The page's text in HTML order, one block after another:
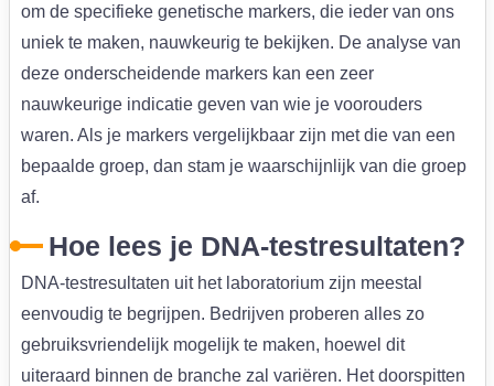
om de specifieke genetische markers, die ieder van ons
uniek te maken, nauwkeurig te bekijken. De analyse van
deze onderscheidende markers kan een zeer
nauwkeurige indicatie geven van wie je voorouders
waren. Als je markers vergelijkbaar zijn met die van een
bepaalde groep, dan stam je waarschijnlijk van die groep
af.
Hoe lees je DNA-testresultaten?
DNA-testresultaten uit het laboratorium zijn meestal
eenvoudig te begrijpen. Bedrijven proberen alles zo
gebruiksvriendelijk mogelijk te maken, hoewel dit
uiteraard binnen de branche zal variëren. Het doorspitten